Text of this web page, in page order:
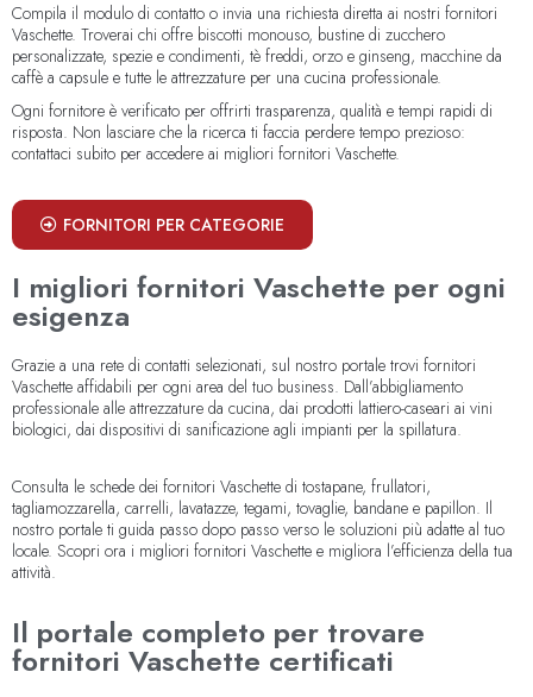
Compila il modulo di contatto o invia una richiesta diretta ai nostri fornitori
Vaschette. Troverai chi offre biscotti monouso, bustine di zucchero
personalizzate, spezie e condimenti, tè freddi, orzo e ginseng, macchine da
caffè a capsule e tutte le attrezzature per una cucina professionale.
Ogni fornitore è verificato per offrirti trasparenza, qualità e tempi rapidi di
risposta. Non lasciare che la ricerca ti faccia perdere tempo prezioso:
contattaci subito per accedere ai migliori fornitori Vaschette.
FORNITORI PER CATEGORIE
I migliori fornitori Vaschette per ogni
esigenza
Grazie a una rete di contatti selezionati, sul nostro portale trovi fornitori
Vaschette affidabili per ogni area del tuo business. Dall’abbigliamento
professionale alle attrezzature da cucina, dai prodotti lattiero-caseari ai vini
biologici, dai dispositivi di sanificazione agli impianti per la spillatura.
Consulta le schede dei fornitori Vaschette di tostapane, frullatori,
tagliamozzarella, carrelli, lavatazze, tegami, tovaglie, bandane e papillon. Il
nostro portale ti guida passo dopo passo verso le soluzioni più adatte al tuo
locale. Scopri ora i migliori fornitori Vaschette e migliora l’efficienza della tua
attività.
Il portale completo per trovare
fornitori Vaschette certificati